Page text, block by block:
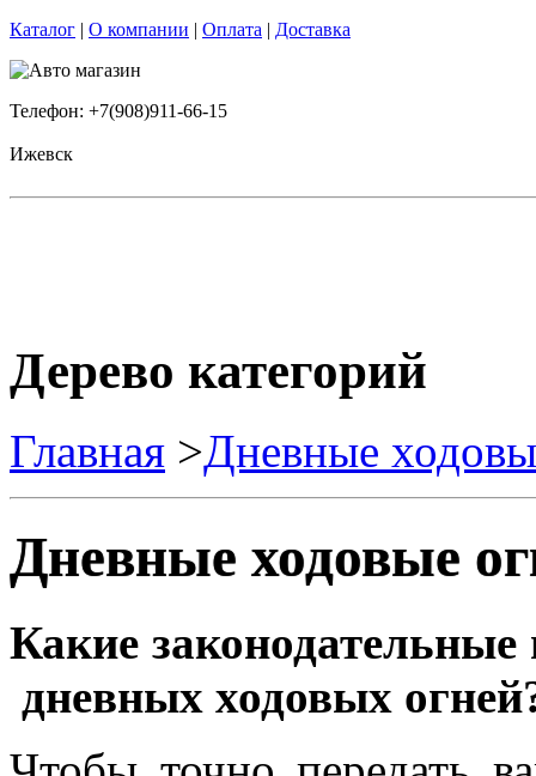
Каталог | О компании | Оплата | Доставка
Телефон: +7(908)911-66-15
Ижевск
Дерево категорий
Главная >Дневные
Дневные ходовые
Какие
дневных ходовых